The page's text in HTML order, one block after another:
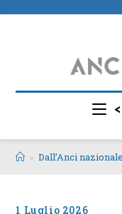
> Dall’Anci nazionale
1 Luglio 2026